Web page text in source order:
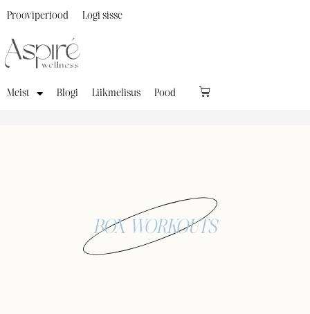
Meist Blogi Liikmelisus Pood
Prooviperiood Logi sisse
BOX WORKOUTS